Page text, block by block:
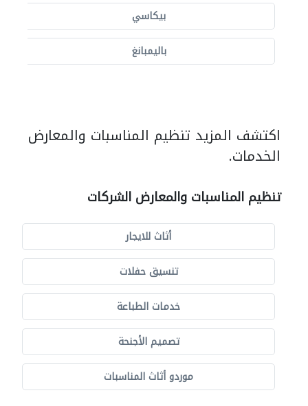
بيكاسي
باليمبانغ
اكتشف المزيد تنظيم المناسبات والمعارض
الخدمات.
تنظيم المناسبات والمعارض الشركات
أثاث للايجار
تنسيق حفلات
خدمات الطباعة
تصميم الأجنحة
موردو أثاث المناسبات